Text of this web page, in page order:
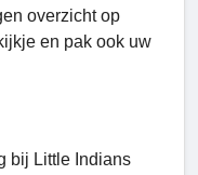
overzicht op
en pak ook uw
bij Little Indians